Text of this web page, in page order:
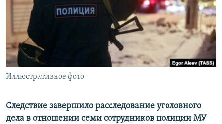
ПОДПИШИТЕСЬ НА РАССЫЛКУ
СОЦИАЛЬНЫЕ СЕТИ
Все сайты РСЕ/РС
Иллюстративное фото
Следствие завершило расследование уголовного
дела в отношении семи сотрудников полиции МУ